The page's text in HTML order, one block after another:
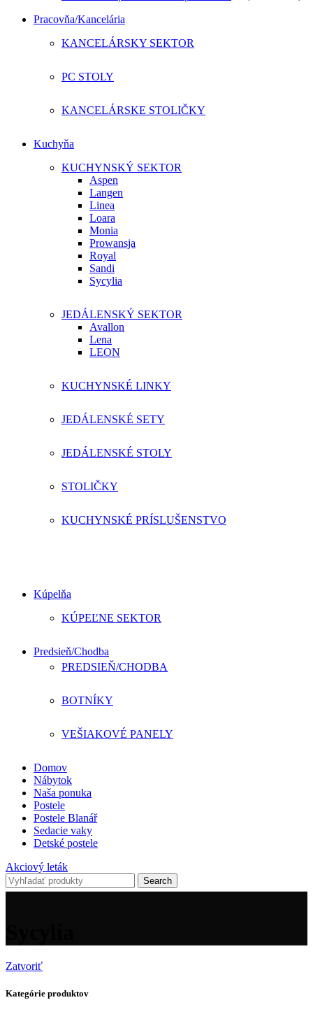
512,00 €
Pracovňa/Kancelária
KANCELÁRSKY SEKTOR
PC STOLY
KANCELÁRSKE STOLIČKY
Kuchyňa
KUCHYNSKÝ SEKTOR
Aspen
Langen
Linea
Loara
Monia
Prowansja
Royal
Sandi
Sycylia
JEDÁLENSKÝ SEKTOR
Avallon
Lena
LEON
KUCHYNSKÉ LINKY
JEDÁLENSKÉ SETY
JEDÁLENSKÉ STOLY
STOLIČKY
KUCHYNSKÉ PRÍSLUŠENSTVO
Kúpelňa
KÚPEĽNE SEKTOR
Predsieň/Chodba
PREDSIEŇ/CHODBA
BOTNÍKY
VEŠIAKOVÉ PANELY
Domov
Nábytok
Naša ponuka
Postele
Postele Blanář
Sedacie vaky
Detské postele
Akciový leták
Search
Zatvoriť
Kategórie produktov